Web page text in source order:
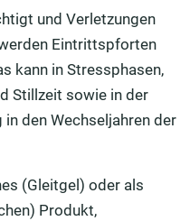
und Verletzungen
Eintrittspforten
kann in Stressphasen,
Stillzeit sowie in der
den Wechseljahren der
(Gleitgel) oder als
Produkt,